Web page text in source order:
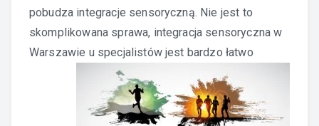
pobudza integracje sensoryczną. Nie jest to
skomplikowana sprawa, integracja sensoryczna w
Warszawie u specjalistówjest bardzo łatwo